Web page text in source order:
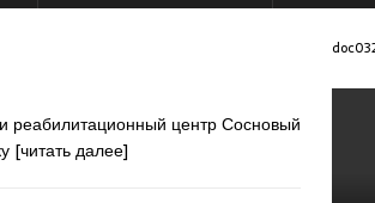
реабилитационный центр Сосновый
[читать далее]